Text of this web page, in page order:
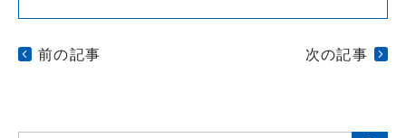
前の記事 次の記事